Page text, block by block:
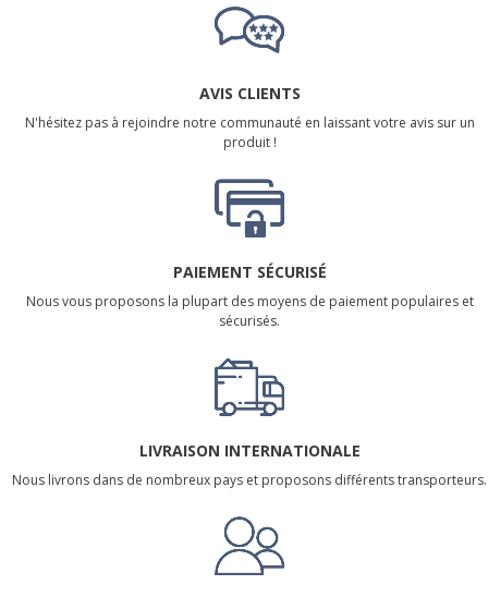
AVIS CLIENTS
N'hésitez pas à rejoindre notre communauté en laissant votre avis sur un
produit !
PAIEMENT SÉCURISÉ
Nous vous proposons la plupart des moyens de paiement populaires et
sécurisés.
LIVRAISON INTERNATIONALE
Nous livrons dans de nombreux pays et proposons différents transporteurs.